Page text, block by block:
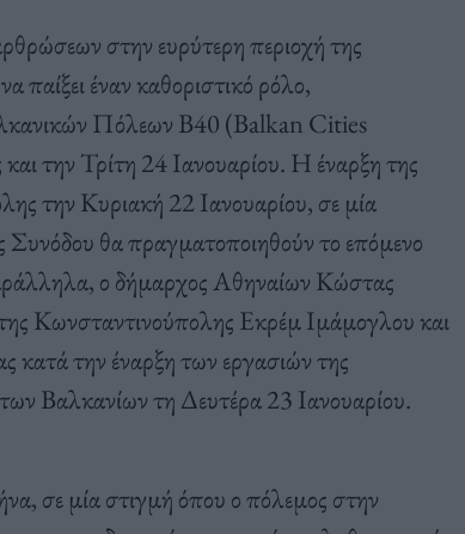
στην ευρύτερη περιοχή της
παίξει έναν καθοριστικό ρόλο,
Πόλεων Β40 (Balkan Cities
την Τρίτη 24 Ιανουαρίου. Η έναρξη της
την Κυριακή 22 Ιανουαρίου, σε μία
Συνόδου θα πραγματοποιηθούν το επόμενο
ο δήμαρχος Αθηναίων Κώστας
Κωνσταντινούπολης Εκρέμ Ιμάμογλου και
κατά την έναρξη των εργασιών της
Βαλκανίων τη Δευτέρα 23 Ιανουαρίου.
σε μία στιγμή όπου ο πόλεμος στην